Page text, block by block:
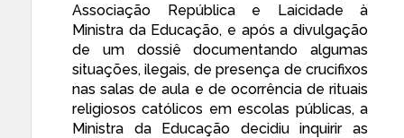
Associação República e Laicidade à
Ministra da Educação, e após a divulgação
de um dossiê documentando algumas
situações, ilegais, de presença de crucifixos
nas salas de aula e de ocorrência de rituais
religiosos católicos em escolas públicas, a
Ministra da Educação decidiu inquirir as